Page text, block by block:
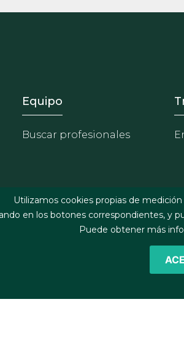
Footer - Equipo
Equipo
Buscar profesionales
©2026 J&A
Utilizamos cookies propias de
en los botones correspondientes, y
Puede obtener más